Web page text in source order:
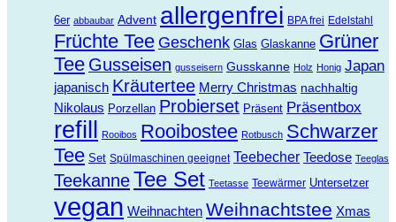
6er abbaubar Advent allergenfrei BPA frei Edelstahl
Früchte Tee Geschenk Glas Glaskanne Grüner
Tee Gusseisen gusseisern Gusskanne Holz Honig Japan
japanisch Kräutertee Merry Christmas nachhaltig
Nikolaus Porzellan Probierset Präsent Präsentbox
refill Rooibos Rooibostee Rotbusch Schwarzer
Tee Set Spülmaschinen geeignet Teebecher Teedose Teeglas
TeekanneTee Set Teetasse Teewärmer Untersetzer
vegan Weihnachten Weihnachtstee Xmas